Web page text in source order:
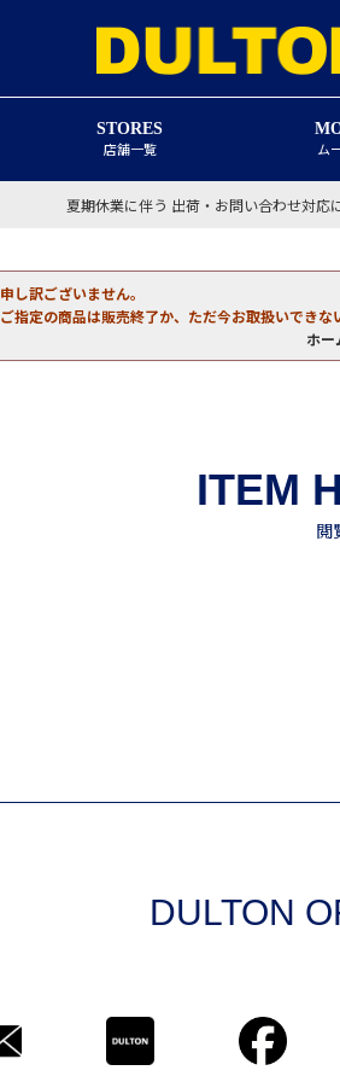
STORES
店舗一覧 ム
夏期休業に伴う 出荷・お問い合わせ対応
申し訳ございません。
ご指定の商品は販売終了か、ただ今お取扱いできな
ホー
DULTON